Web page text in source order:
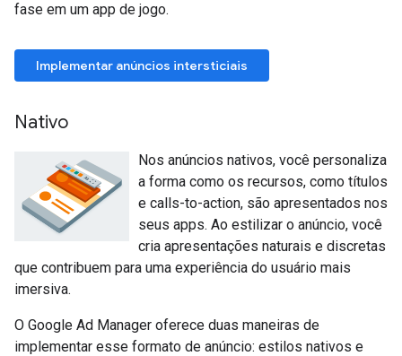
fase em um app de jogo.
Implementar anúncios intersticiais
Nativo
Nos anúncios nativos, você personaliza
a forma como os recursos, como títulos
e calls-to-action, são apresentados nos
seus apps. Ao estilizar o anúncio, você
cria apresentações naturais e discretas
que contribuem para uma experiência do usuário mais
imersiva.
O Google Ad Manager oferece duas maneiras de
implementar esse formato de anúncio: estilos nativos e